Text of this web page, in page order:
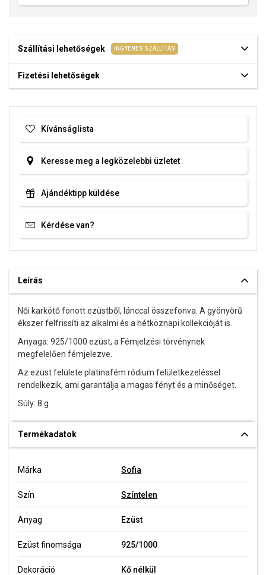
Szállítási lehetőségek INGYENES SZÁLLÍTÁS
Fizetési lehetőségek
Kívánságlista
Keresse meg a legközelebbi üzletet
Ajándéktipp küldése
Kérdése van?
Leírás
Női karkötő fonott ezüstből, lánccal összefonva. A gyönyörű
ékszer felfrissíti az alkalmi és a hétköznapi kollekcióját is.
Anyaga: 925/1000 ezüst, a Fémjelzési törvénynek
megfelelően fémjelezve.
Az ezüst felülete platinafém ródium felületkezeléssel
rendelkezik, ami garantálja a magas fényt és a minőséget.
Súly: 8 g
Termékadatok
Márka Sofia
Szín Színtelen
Anyag Ezüst
Ezüst finomsága 925/1000
Dekoráció Kő nélkül